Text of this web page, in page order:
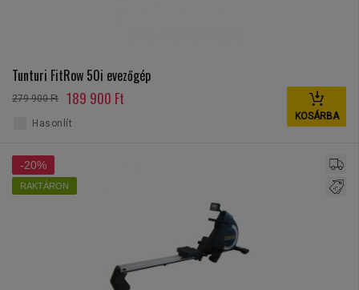
Tunturi FitRow 50i evezőgép
279 900 Ft 189 900 Ft
KOSÁRBA
Hasonlít
-20%
RAKTÁRON